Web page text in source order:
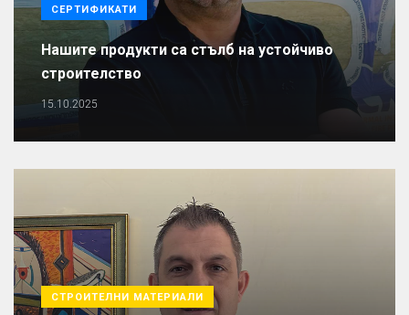
СЕРТИФИКАТИ
Нашите продукти са стълб на устойчиво
строителство
15.10.2025
СТРОИТЕЛНИ МАТЕРИАЛИ